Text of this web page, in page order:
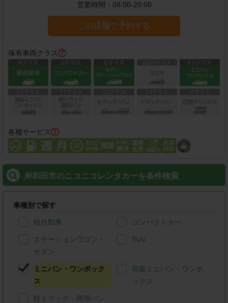
営業時間： 08:00-20:00
この店舗で予約する
保有車両クラス
各種サービス
岸和田市のニコニコレンタカーを条件検索
車種別で探す
軽自動車 コンパクトカー
ステーションワゴン・
セダン
SUV
ミニバン・ワンボック
ス
高級ミニバン・ワンボ
ックス
軽トラック・商用バン